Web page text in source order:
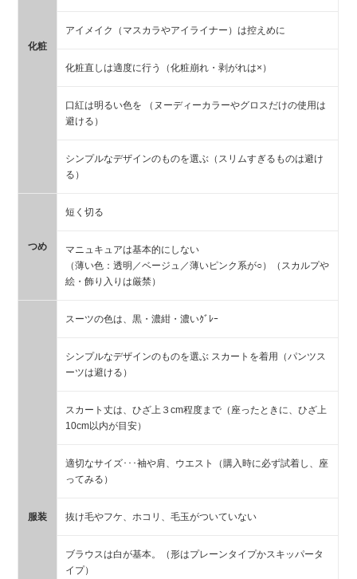
化粧
アイメイク（マスカラやアイライナー）は控えめに
化粧直しは適度に行う（化粧崩れ・剥がれは×）
口紅は明るい色を （ヌーディーカラーやグロスだけの使用は
避ける）
シンプルなデザインのものを選ぶ（スリムすぎるものは避け
る）
つめ
短く切る
マニュキュアは基本的にしない
（薄い色：透明／ベージュ／薄いピンク系が○）（スカルプや
絵・飾り入りは厳禁）
服装
スーツの色は、黒・濃紺・濃いｸﾞﾚｰ
シンプルなデザインのものを選ぶ スカートを着用（パンツス
ーツは避ける）
スカート丈は、ひざ上３cm程度まで（座ったときに、ひざ上
10cm以内が目安）
適切なサイズ･･･袖や肩、ウエスト（購入時に必ず試着し、座
ってみる）
抜け毛やフケ、ホコリ、毛玉がついていない
ブラウスは白が基本。（形はプレーンタイプかスキッパータ
イプ）